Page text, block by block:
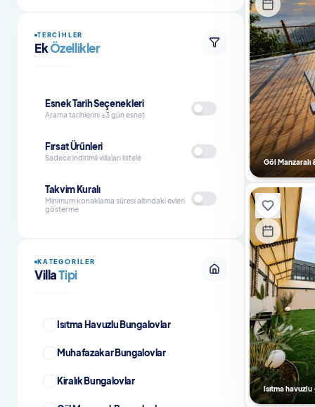
TERCIHLER
EkÖzellikler
Esnek Tarih Seçenekleri
Arama tarihlerini ±3 gün esnet
Fırsat Ürünleri
Sadece indirimli villaları listele
Takvim Kuralı
Minimum konaklama süresi altındaki evleri
gösterme
KATEGORILER
VillaTipi
Isıtma Havuzlu Bungalovlar
Muhafazakar Bungalovlar
Kiralık Bungalovlar
Göl Manzaralı
Isıtma